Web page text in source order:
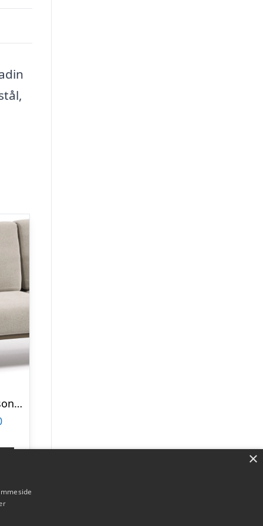
Udendørs 3-personers sofa Kave Home Comova i gråt Crevin-stof med aluminiumsramme H85 x B225 x D85 cm
×